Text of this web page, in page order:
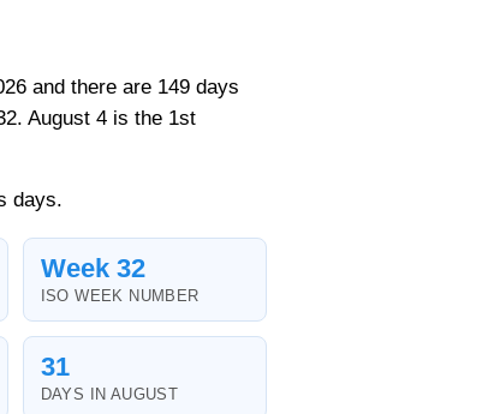
and there are 149 days
August 4 is the 1st
days.
Week 32
ISO WEEK NUMBER
31
DAYS IN AUGUST